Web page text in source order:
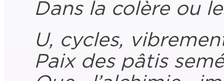
Dans la colère ou
U, cycles,
Paix des pâtis